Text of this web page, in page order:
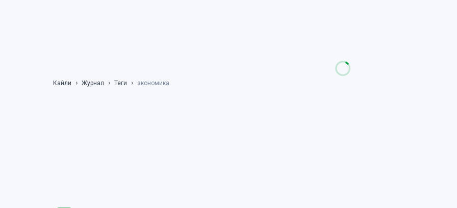
Кайли Журнал Теги экономика